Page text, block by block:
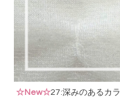
☆New☆27:深みのあるカ